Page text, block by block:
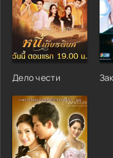
Дело чести